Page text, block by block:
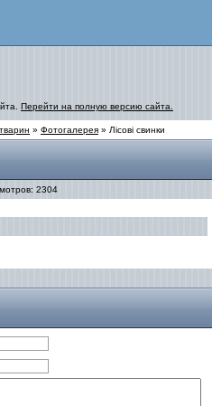
Перейти на полную версию сайта.
» Фотогалерея » Лісові свинки
2304